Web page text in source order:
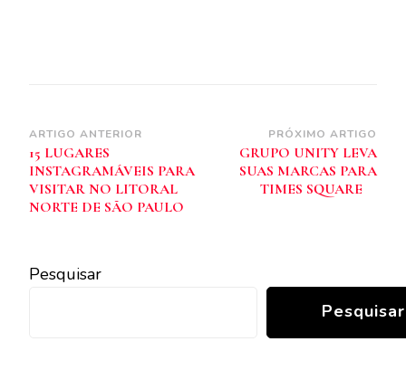
Navegação
de
post
ARTIGO ANTERIOR
15 LUGARES
INSTAGRAMÁVEIS PARA
VISITAR NO LITORAL
NORTE DE SÃO PAULO
PRÓXIMO ARTIGO
GRUPO UNITY LEVA
SUAS MARCAS PARA
TIMES SQUARE
Pesquisar
Pesquisar